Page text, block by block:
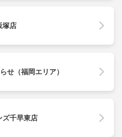
塚店
せ（福岡エリア）
ズ千早東店